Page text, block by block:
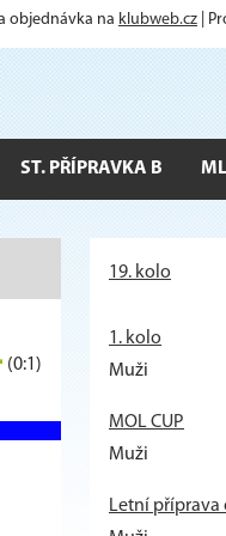
objednávka na klubweb.cz |
ST. PŘÍPRAVKA B
(0:1)
19. kolo
1. kolo
Muži
MOL CUP
Muži
Letní příprava